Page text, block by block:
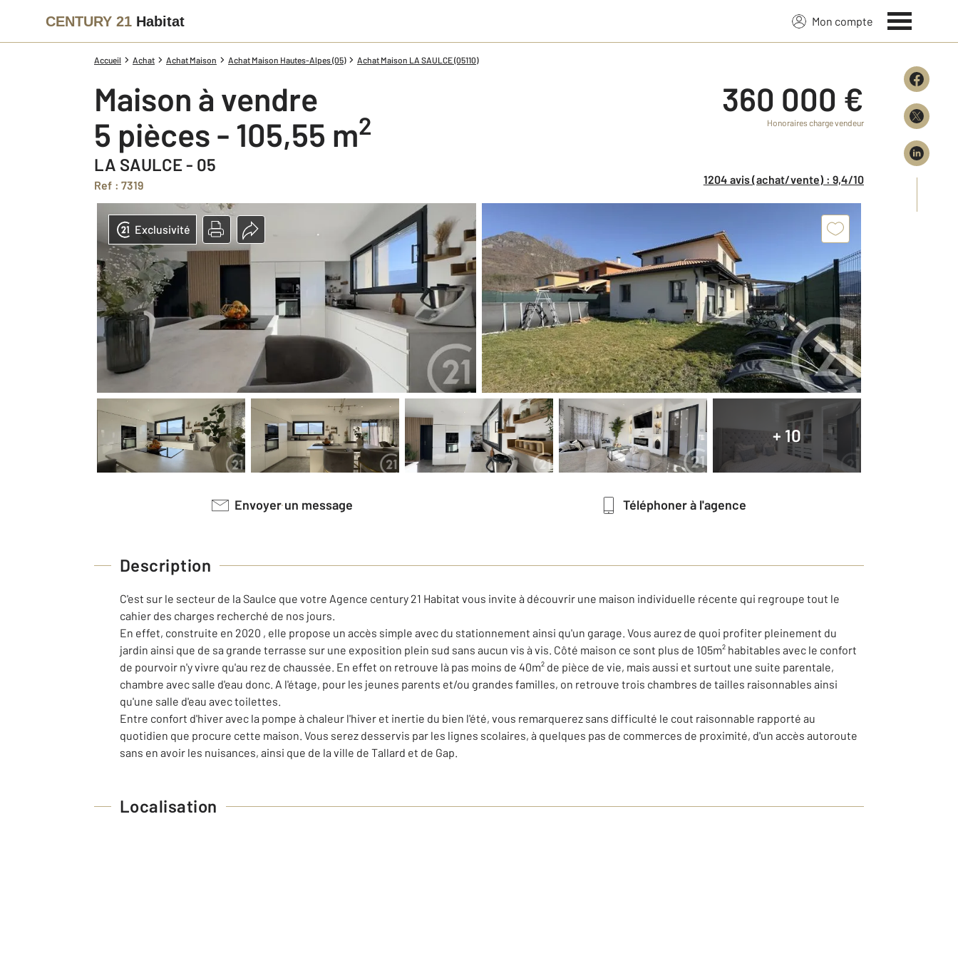
CENTURY 21 Habitat Mon compte
Accueil Achat Achat Maison Achat Maison Hautes-Alpes (05) Achat Maison LA SAULCE (05110)
Maison à vendre
5 pièces - 105,55 m2
LA SAULCE - 05
Ref : 7319
360 000 €
Honoraires charge vendeur
1204 avis (achat/vente) : 9,4/10
+ 10
Exclusivité
Envoyer un message Téléphoner à l'agence
Description
C'est sur le secteur de la Saulce que votre Agence century 21 Habitat vous invite à découvrir une maison individuelle récente qui regroupe tout le
cahier des charges recherché de nos jours.
En effet, construite en 2020 , elle propose un accès simple avec du stationnement ainsi qu'un garage. Vous aurez de quoi profiter pleinement du
jardin ainsi que de sa grande terrasse sur une exposition plein sud sans aucun vis à vis. Côté maison ce sont plus de 105m² habitables avec le confort
de pourvoir n'y vivre qu'au rez de chaussée. En effet on retrouve là pas moins de 40m² de pièce de vie, mais aussi et surtout une suite parentale,
chambre avec salle d'eau donc. A l'étage, pour les jeunes parents et/ou grandes familles, on retrouve trois chambres de tailles raisonnables ainsi
qu'une salle d'eau avec toilettes.
Entre confort d'hiver avec la pompe à chaleur l'hiver et inertie du bien l'été, vous remarquerez sans difficulté le cout raisonnable rapporté au
quotidien que procure cette maison. Vous serez desservis par les lignes scolaires, à quelques pas de commerces de proximité, d'un accès autoroute
sans en avoir les nuisances, ainsi que de la ville de Tallard et de Gap.
Localisation